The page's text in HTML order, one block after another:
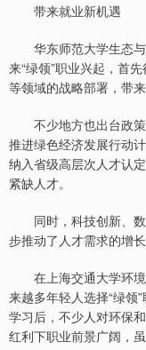
带来就业新机遇
华东师范大学生态与
来“绿领”职业兴起，首
等领域的战略部署，带
不少地方也出台政策
推进绿色经济发展行动
纳入省级高层次人才认
紧缺人才。
同时，科技创新、数
步推动了人才需求的增长
在上海交通大学环境
来越多年轻人选择“绿领
学习后，不少人对环保
红利下职业前景广阔，